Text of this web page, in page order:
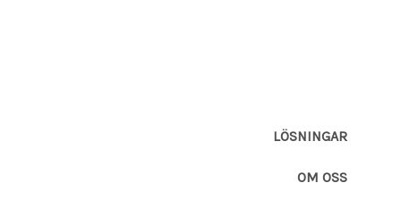
LÖSNINGAR
OM OSS